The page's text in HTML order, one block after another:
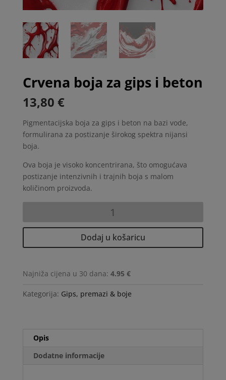
Crvena boja za gips i beton
13,80 €
Pigmentacijska boja za gips i beton na bazi vode,
formulirana za postizanje širokog spektra nijansi
boja.
Ova boja je visoko koncentrirana, što omogućava
postizanje intenzivnih i trajnih boja s malom
količinom proizvoda.
za
količina
Dodaj u košaricu
Najniža cijena u 30 dana: 4.95 €
Kategorija: Gips, premazi & boje
Opis
Dodatne informacije